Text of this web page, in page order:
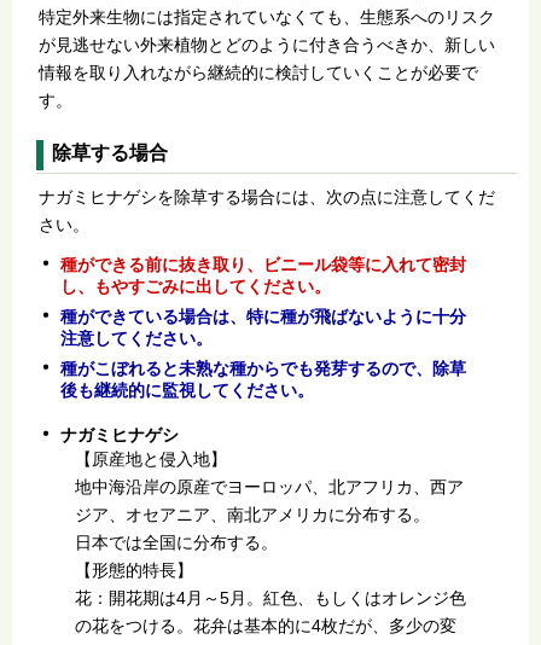
特定外来生物には指定されていなくても、生態系へのリスク
が見逃せない外来植物とどのように付き合うべきか、新しい
情報を取り入れながら継続的に検討していくことが必要で
す。
除草する場合
ナガミヒナゲシを除草する場合には、次の点に注意してくだ
さい。
種ができる前に抜き取り 、ビニール袋等に入れて密封
し、もやすごみに出してください。
種ができている場合は、特に種が飛ばないように十分
注意してください。
種がこぼれると未熟な種からでも発芽するので、除草
後も継続的に監視してください。
ナガミヒナゲシ
【原産地と侵入地】
地中海沿岸の原産でヨーロッパ、北アフリカ、西ア
ジア、オセアニア、南北アメリカに分布する。
日本では全国に分布する。
【形態的特長】
花：開花期は4月～5月。紅色、もしくはオレンジ色
の花をつける。花弁は基本的に4枚だが、多少の変